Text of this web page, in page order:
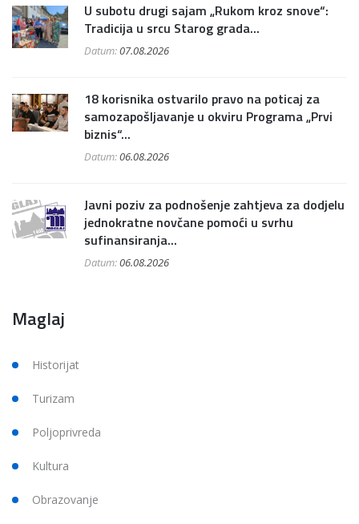
U subotu drugi sajam „Rukom kroz snove“:
Tradicija u srcu Starog grada...
Datum:07.08.2026
18 korisnika ostvarilo pravo na poticaj za
samozapošljavanje u okviru Programa „Prvi
biznis“...
Datum:06.08.2026
Javni poziv za podnošenje zahtjeva za dodjelu
jednokratne novčane pomoći u svrhu
sufinansiranja...
Datum:06.08.2026
Maglaj
Historijat
Turizam
Poljoprivreda
Kultura
Obrazovanje